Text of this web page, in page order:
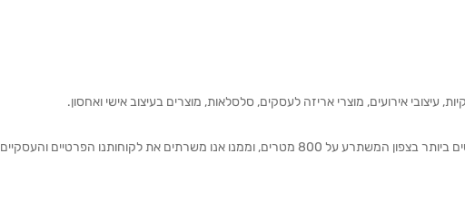
עיצובי אירועים, מוצרי אריזה לעסקים, סלסלאות, מוצרים בעיצוב אישי ואחסון.
אנחנו מזמינים אותכם להתרשם מאולם התצוגה הגדול והמרשים ביותר בצפון המשתרע על 800 מטרים, וממנו אנו משרתים את לקוחותנו הפרטיים והעסקיים